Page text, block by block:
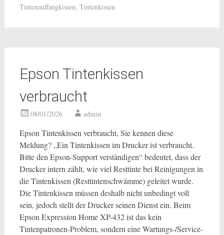
Tintenauffangkissen, Tintenkissen
Epson Tintenkissen
verbraucht
08/01/2026 admin
Epson Tintenkissen verbraucht, Sie kennen diese
Meldung? „Ein Tintenkissen im Drucker ist verbraucht.
Bitte den Epson-Support verständigen“ bedeutet, dass der
Drucker intern zählt, wie viel Resttinte bei Reinigungen in
die Tintenkissen (Resttintenschwämme) geleitet wurde.
Die Tintenkissen müssen deshalb nicht unbedingt voll
sein, jedoch stellt der Drucker seinen Dienst ein. Beim
Epson Expression Home XP-432 ist das kein
Tintenpatronen-Problem, sondern eine Wartungs-/Service-